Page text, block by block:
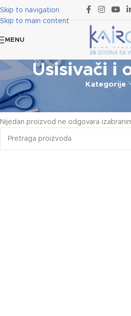
Skip to navigation
Skip to main content
MENU
Usisivači i
Kategorije
Početna Kućni aparati
Nijedan proizvod ne odgovara